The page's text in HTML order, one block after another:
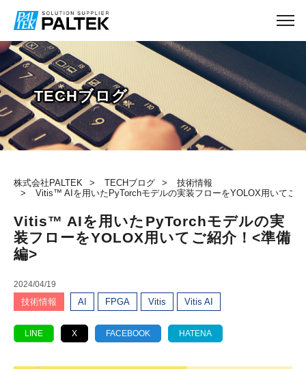
株式会社PALTEK TECHブログ
技術情報
Vitis™ AIを用いたPyTorchモデルの実装フローをYOLOX用いてご
TECHブログ
Vitis™ AIを用いたPyTorchモデルの実
装フローをYOLOX用いてご紹介！<準備
編>
2024/04/19
技術情報 AI FPGA Vitis Vitis AI
LINE X FACEBOOK HATENA